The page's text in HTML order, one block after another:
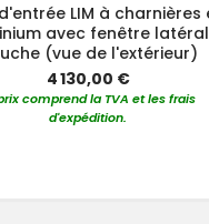
LIM à charnières
avec fenêtre
(vue de l'extérieur)
4 130,00 €
comprend la TVA et les frais
d'expédition.